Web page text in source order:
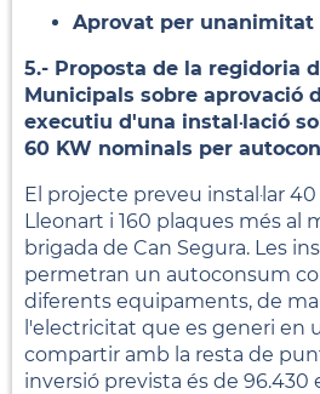
Aprovat per unanimitat
5.- Proposta de la regidoria
Municipals sobre aprovació
executiu d'una instal·lació
60 KW nominals per
El projecte preveu instal·lar
Lleonart i 160 plaques més al
brigada de Can Segura. Les
permetran un autoconsum
diferents equipaments, de
l'electricitat que es generi en
compartir amb la resta de
inversió prevista és de